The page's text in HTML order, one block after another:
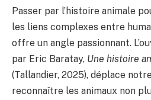
Passer par l’histoire animale
les liens complexes entre
offre un angle passionnant.
par Eric Baratay, Une histoire
(Tallandier, 2025), déplace
reconnaître les animaux non